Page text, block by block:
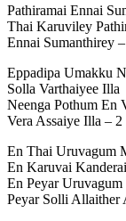
Pathiramai Ennai
Thai Karuviley
Ennai Sumanthirey
Eppadipa Umakku
Solla Varthaiyee Illa
Neenga Pothum En
Vera Assaiye Illa – 2
En Thai Uruvagum
En Karuvai
En Peyar
Peyar Solli Allaither